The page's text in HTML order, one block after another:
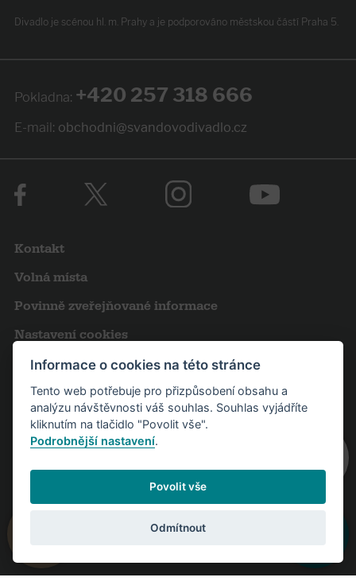
Divadlo je scénou hl. m. Prahy a je podporováno městskou částí Praha 5.
Pokladna: +420 257 318 666
E-mail: obchodni@svandovodivadlo.cz
Kontakt
Volná místa
Povinně zveřejňované informace
Nastavení cookies
Obchodní podmínky
Výroční zprávy
Pro novináře
Partneři
Informace o cookies na této stránce
Tento web potřebuje pro přizpůsobení obsahu a
analýzu návštěvnosti váš souhlas. Souhlas vyjádříte
kliknutím na tlačidlo "Povolit vše".
Podrobnější nastavení.
Povolit vše
Odmítnout